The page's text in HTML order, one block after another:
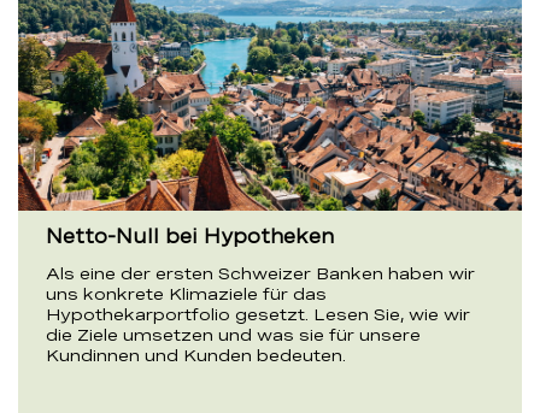
Netto-Null bei Hypotheken
Als eine der ersten Schweizer Banken haben wir
uns konkrete Klimaziele für das
Hypothekarportfolio gesetzt. Lesen Sie, wie wir
die Ziele umsetzen und was sie für unsere
Kundinnen und Kunden bedeuten.